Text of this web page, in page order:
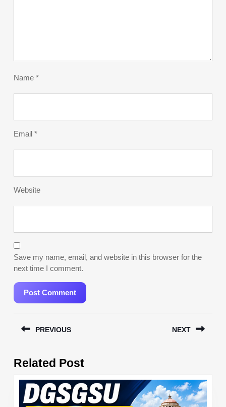
Name *
Email *
Website
Save my name, email, and website in this browser for the
next time I comment.
navigation
PREVIOUS
post:
NEXT
Related Post